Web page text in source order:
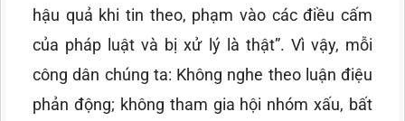
hậu quả khi tin theo, phạm vào các điều cấm
của pháp luật và bị xử lý là thật”. Vì vậy, mỗi
công dân chúng ta: Không nghe theo luận điệu
phản động; không tham gia hội nhóm xấu, bất